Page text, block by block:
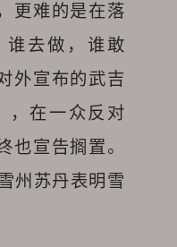
更难的是在落
去做，谁敢
外宣布的武吉
，在一众反对
也宣告搁置。
州苏丹表明雪